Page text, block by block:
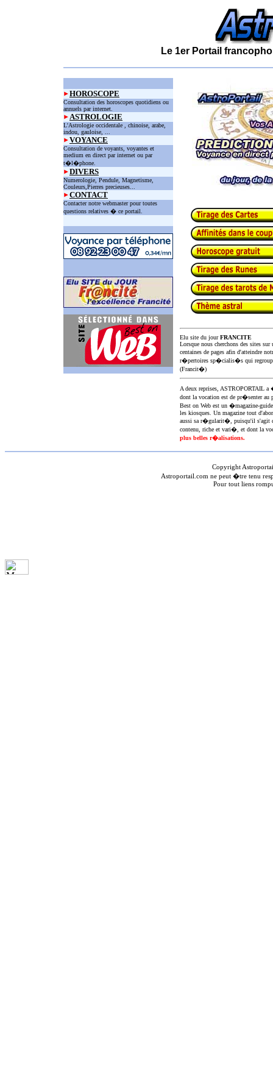
Le 1er Portail
HOROSCOPE
Consultation des horoscopes quotidiens ou
annuels par internet.
ASTROLOGIE
L'Astrologie occidentale , chinoise, arabe,
indou, gauloise, ...
VOYANCE
Consultation de voyants, voyantes et
medium en direct par internet ou par
t�l�phone.
DIVERS
Numerologie, Pendule, Magnetisme,
Couleurs,Pierres precieuses...
CONTACT
Contacter notre webmaster pour toutes
questions relatives � ce portail.
Elu site du jourFRANCITE
Lorsque nous cherchons des sites
centaines de pages afin d'atteindre
r�pertoires sp�cialis�s qui
(Francit�)
A deux reprises,
dont la vocation est de pr�senter au
Best on Web est un �magazine-
les kiosques. Un magazine tout
aussi sa r�gularit�, puisqu'il s'agit
contenu, riche et vari�, et dont la
plus belles r�alisations.
Copyright
Astroportail.com ne peut �tre tenu
Pour tout liens